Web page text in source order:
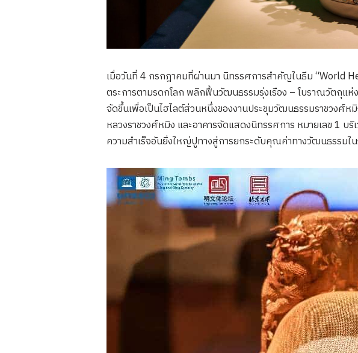
เมื่อวันที่ 4 กรกฎาคมที่ผ่านมา นิทรรศการสำคัญในธีม “World
ตระการตามรดกโลก พลิกฟื้นวัฒนธรรมรุ่งเรือง – โบราณวัตถุแห่
จัดขึ้นเพื่อเป็นไฮไลต์ส่วนหนึ่งของงานประชุมวัฒนธรรมราชวง
หลวงราชวงศ์หมิง และอาคารจัดแสดงนิทรรศการ หมายเลข 1
ความสำเร็จอันยิ่งใหญ่ปูทางสู่การยกระดับคุณค่าทางวัฒนธรรมใ